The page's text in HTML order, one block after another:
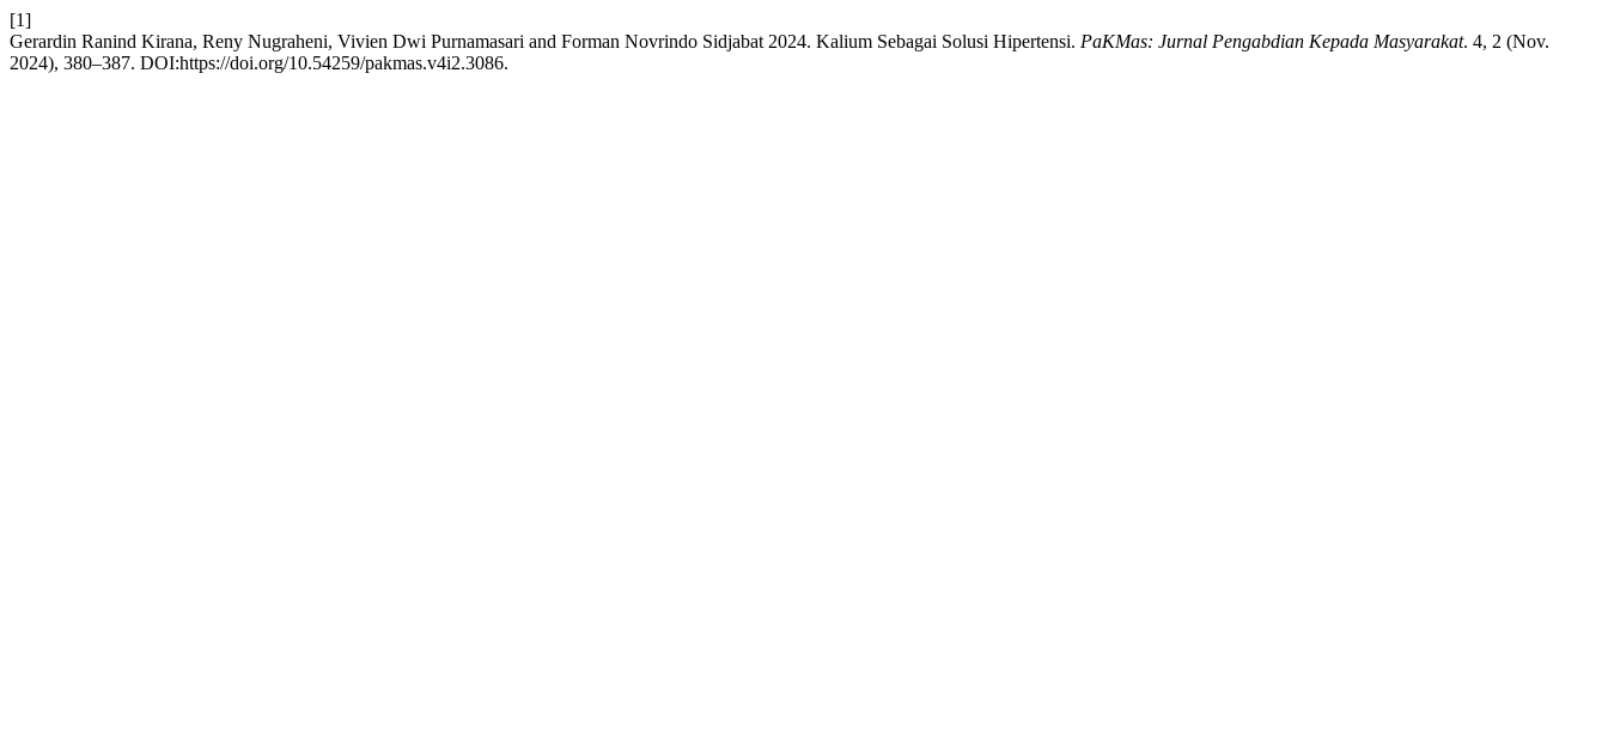
[1]
Gerardin Ranind Kirana, Reny Nugraheni, Vivien Dwi Purnamasari and Forman Novrindo Sidjabat 2024. Kalium Sebagai Solusi Hipertensi. PaKMas: Jurnal Pengabdian Kepada Masyarakat. 4, 2 (Nov.
2024), 380–387. DOI:https://doi.org/10.54259/pakmas.v4i2.3086.